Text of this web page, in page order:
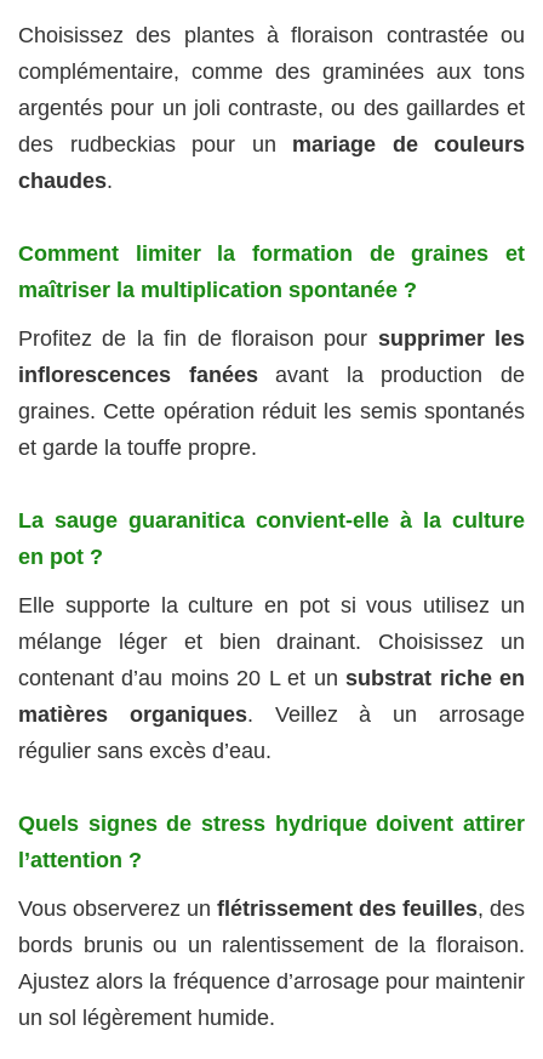
Choisissez des plantes à floraison contrastée ou
complémentaire, comme des graminées aux tons
argentés pour un joli contraste, ou des gaillardes et
des rudbeckias pour un mariage de couleurs
chaudes.
Comment limiter la formation de graines et
maîtriser la multiplication spontanée ?
Profitez de la fin de floraison pour supprimer les
inflorescences fanéesavant la production de
graines. Cette opération réduit les semis spontanés
et garde la touffe propre.
La sauge guaranitica convient-elle à la culture
en pot ?
Elle supporte la culture en pot si vous utilisez un
mélange léger et bien drainant. Choisissez un
contenant d’au moins 20 L et unsubstrat riche en
matières organiques. Veillez à un arrosage
régulier sans excès d’eau.
Quels signes de stress hydrique doivent attirer
l’attention ?
Vous observerez un flétrissement des feuilles, des
bords brunis ou un ralentissement de la floraison.
Ajustez alors la fréquence d’arrosage pour maintenir
un sol légèrement humide.